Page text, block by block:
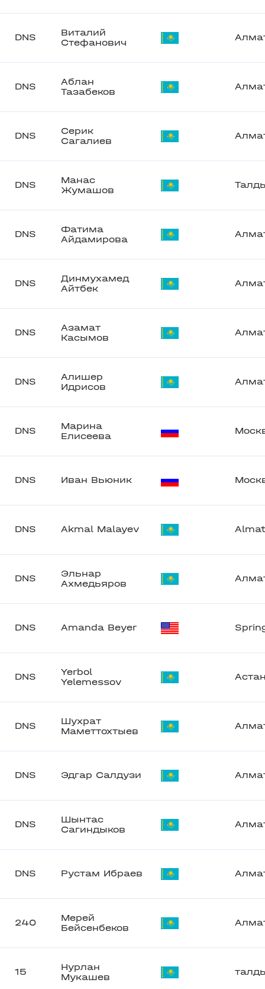
DNS
Виталий
Стефанович
DNS
Аблан
Тазабеков
DNS
Серик
Сагалиев
DNS
Манас
Жумашов
DNS
Фатима
Айдамирова
DNS
Динмухамед
Айтбек
DNS
Азамат
Касымов
DNS
Алишер
Идрисов
DNS
Марина
Елисеева
DNS Иван Вьюник
DNS Akmal Malayev
DNS
Эльнар
Ахмедьяров
DNS Amanda Beyer
DNS
Yerbol
Yelemessov
DNS
Шухрат
Маметтохтыев
DNS Эдгар Салдузи
DNS
Шынтас
Сагиндыков
DNS Рустам Ибраев
240
Мерей
Бейсенбеков
15
Нурлан
Мукашев